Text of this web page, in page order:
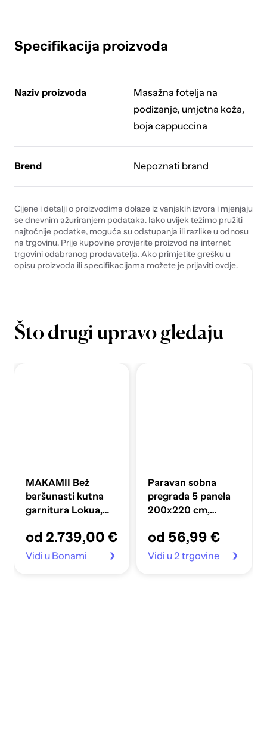
Specifikacija proizvoda
Naziv proizvoda
Masažna fotelja na
podizanje, umjetna koža,
boja cappuccina
Brend Nepoznati brand
Cijene i detalji o proizvodima dolaze iz vanjskih izvora i mjenjaju
se dnevnim ažuriranjem podataka. Iako uvijek težimo pružiti
najtočnije podatke, moguća su odstupanja ili razlike u odnosu
na trgovinu. Prije kupovine provjerite proizvod na internet
trgovini odabranog prodavatelja. Ako primjetite grešku u
opisu proizvoda ili specifikacijama možete je prijavitiovdje.
Što drugi upravo gledaju
MAKAMII Bež
baršunasti kutna
garnitura Lokua,
od 2.739,00 €
Vidi u Bonami
Paravan sobna
pregrada 5 panela
200x220 cm,
od 56,99 €
Vidi u 2 trgovine